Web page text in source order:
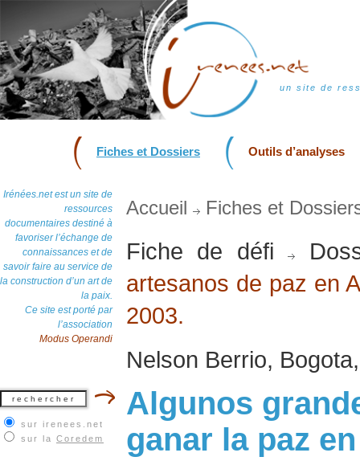
un site de
Fiches et Dossiers Outils d’analyses
Irénées.net est un site de
ressources
documentaires destiné à
favoriser l’échange de
connaissances et de
savoir faire au service de
la construction d’un art de
la paix.
Ce site est porté par
l’association
Modus Operandi
sur irenees.net
sur la Coredem
Accueil Fiches et
Fiche de défi
artesanos de paz en
2003.
Nelson Berrio,
Algunos
ganar la paz